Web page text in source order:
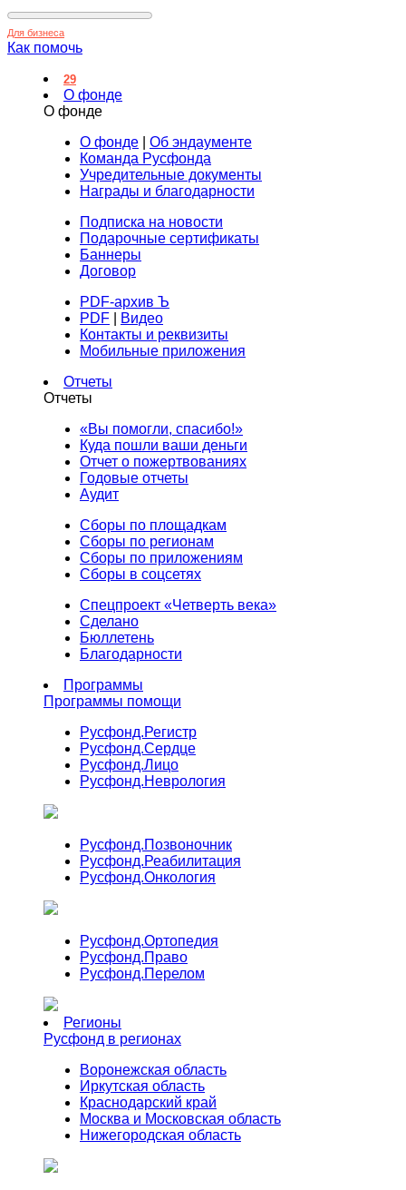
Для бизнеса
Как помочь
29
О фонде
О фонде
О фонде
Об эндаументе
Команда Русфонда
Учредительные документы
Награды и благодарности
Подписка на новости
Подарочные сертификаты
Баннеры
Договор
PDF-архив Ъ
PDF
Видео
Контакты и реквизиты
Мобильные приложения
Отчеты
Отчеты
«Вы помогли, спасибо!»
Куда пошли ваши деньги
Отчет о пожертвованиях
Годовые отчеты
Аудит
Сборы по площадкам
Сборы по регионам
Сборы по приложениям
Сборы в соцсетях
Спецпроект «Четверть века»
Сделано
Бюллетень
Благодарности
Программы
Программы помощи
Русфонд.Регистр
Русфонд.Сердце
Русфонд.Лицо
Русфонд.Неврология
Русфонд.Позвоночник
Русфонд.Реабилитация
Русфонд.Онкология
Русфонд.Ортопедия
Русфонд.Право
Русфонд.Перелом
Регионы
Русфонд в регионах
Воронежская область
Иркутская область
Краснодарский край
Москва и Московская область
Нижегородская область